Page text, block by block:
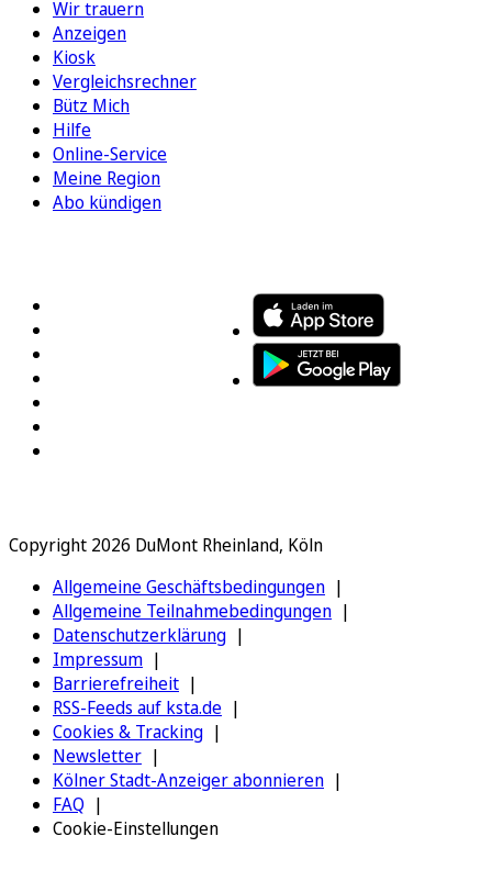
Wir trauern
Anzeigen
Kiosk
Vergleichsrechner
Bütz Mich
Hilfe
Online-Service
Meine Region
Abo kündigen
Copyright 2026 DuMont Rheinland, Köln
Allgemeine Geschäftsbedingungen
Allgemeine Teilnahmebedingungen
Datenschutzerklärung
Impressum
Barrierefreiheit
RSS-Feeds auf ksta.de
Cookies & Tracking
Newsletter
Kölner Stadt-Anzeiger abonnieren
FAQ
Cookie-Einstellungen